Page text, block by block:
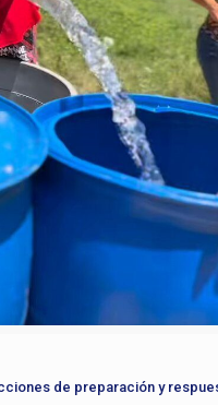
de preparación y